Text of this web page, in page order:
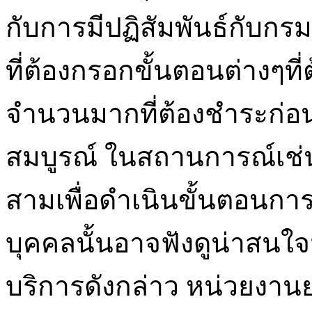
กับการมีปฏิสัมพันธ์กับกร
ที่ต้องกรอกขั้นตอนต่างๆ
จำนวนมากที่ต้องชำระก่อ
สมบูรณ์ ในสถานการณ์เช่
สามเพื่อดำเนินขั้นตอนกา
บุคคลนั้นอาจฟังดูน่าสนใ
บริการดังกล่าว หน่วยงา